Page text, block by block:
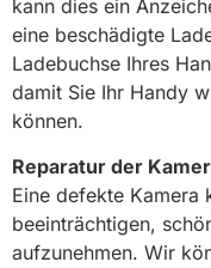
kann dies ein
eine beschädigte
Ladebuchse Ihres
damit Sie Ihr Handy
können.
Reparatur der
Eine defekte Kamera
beeinträchtigen,
aufzunehmen. Wir